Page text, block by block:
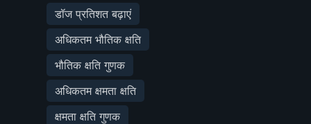
डॉज प्रतिशत बढ़ाएं
अधिकतम भौतिक क्षति
भौतिक क्षति गुणक
अधिकतम क्षमता क्षति
क्षमता क्षति गुणक